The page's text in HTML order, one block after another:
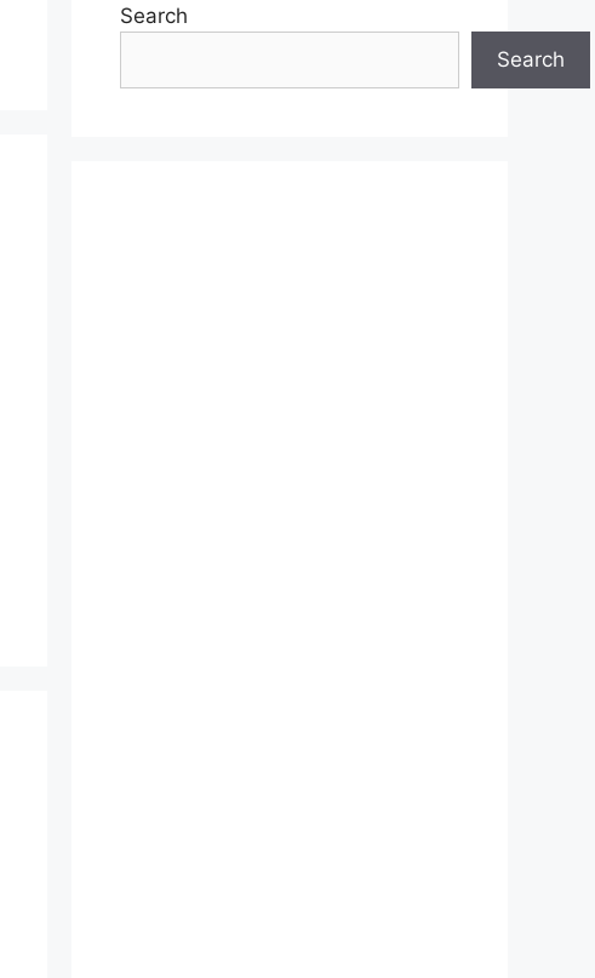
Search
Search